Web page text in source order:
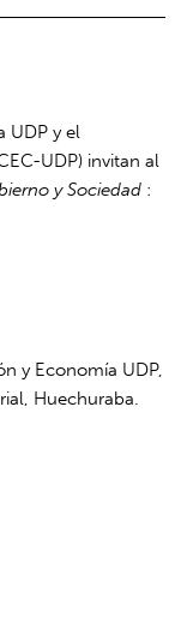
UDP y el
UDP) invitan al
y Sociedad :
y Economía UDP,
Huechuraba.